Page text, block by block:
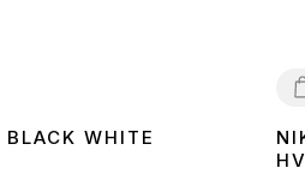
WHITE